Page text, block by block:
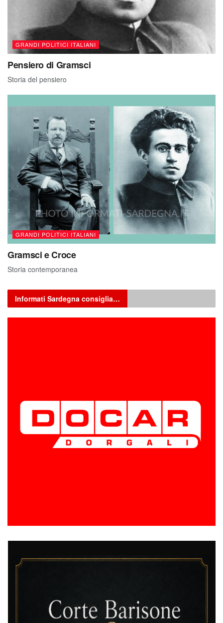
GRANDI POLITICI ITALIANI
Pensiero di Gramsci
Storia del pensiero
GRANDI POLITICI ITALIANI
Gramsci e Croce
Storia contemporanea
Informati Sardegna consiglia…